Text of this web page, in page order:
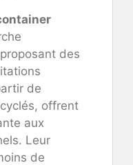
des
de
offrent
aux
Leur
de